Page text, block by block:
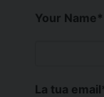
Your Name*
La tua email